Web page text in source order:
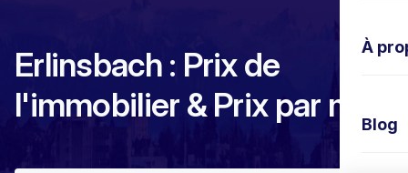
À
Blog
Erlinsbach : Prix de
l'immobilier & Prix par m²